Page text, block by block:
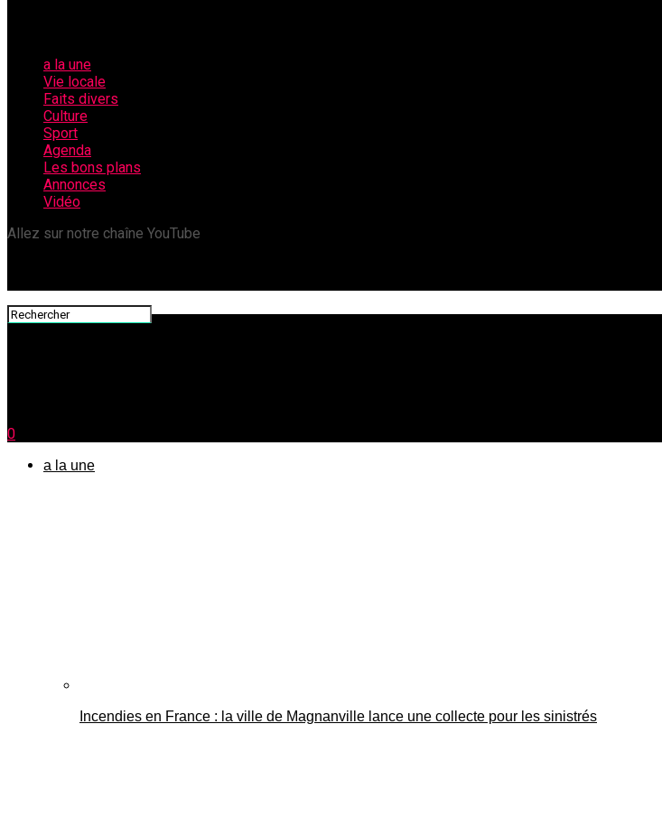
a la une
Vie locale
Faits divers
Culture
Sport
Agenda
Les bons plans
Annonces
Vidéo
Allez sur notre chaîne YouTube
0
a la une
Incendies en France : la ville de Magnanville lance une collecte pour les sinistrés